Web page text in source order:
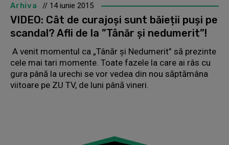
Arhiva // 14 iunie 2015
VIDEO: Cât de curajoși sunt băieții puși pe
scandal? Afli de la ”Tânăr și nedumerit”!
A venit momentul ca „Tânăr și Nedumerit” să prezinte
cele mai tari momente. Toate fazele la care ai râs cu
gura până la urechi se vor vedea din nou săptămâna
viitoare pe ZU TV, de luni până vineri.